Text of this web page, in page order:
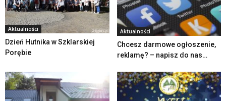
Aktualności
Dzień Hutnika w Szklarskiej
Porębie
Aktualności
Chcesz darmowe ogłoszenie,
reklamę? – napisz do nas…